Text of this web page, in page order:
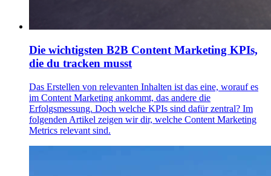
Die wichtigsten B2B Content Marketing KPIs,
die du tracken musst
Das Erstellen von relevanten Inhalten ist das eine, worauf es
im Content Marketing ankommt, das andere die
Erfolgsmessung. Doch welche KPIs sind dafür zentral? Im
folgenden Artikel zeigen wir dir, welche Content Marketing
Metrics relevant sind.